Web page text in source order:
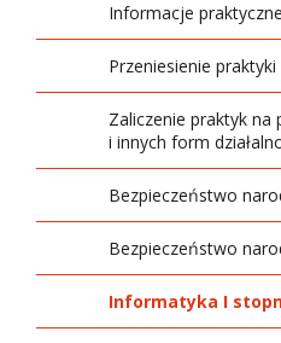
Informacje praktyczne
Przeniesienie
Zaliczenie praktyk na
i innych form
Bezpieczeństwo
Bezpieczeństwo
Informatyka I